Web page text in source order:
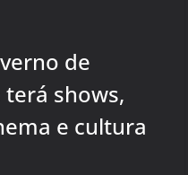
de
shows,
e cultura